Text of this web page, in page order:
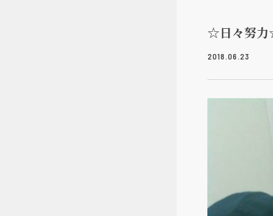
☆日々努
2018.06.23